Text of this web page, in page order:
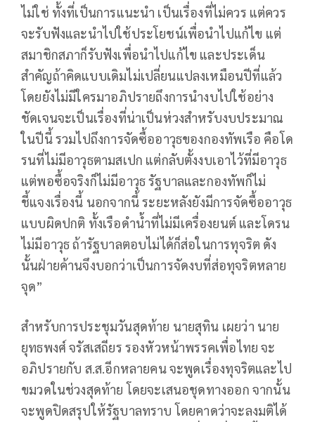
ไม่ใช่ ทั้งที่เป็นการแนะนำ เป็นเรื่องที่ไม่ควร แต่ควร
จะรับฟังและนำไปใช้ประโยชน์เพื่อนำไปแก้ไข แต่
สมาชิกสภาก็รับฟังเพื่อนำไปแก้ไข และประเด็น
สำคัญถ้าคิดแบบเดิมไม่เปลี่ยนแปลงเหมือนปีที่แล้ว
โดยยังไม่มีใครมาอภิปรายถึงการนำงบไปใช้อย่าง
ชัดเจนจะเป็นเรื่องที่น่าเป็นห่วงสำหรับงบประมาณ
ในปีนี้ รวมไปถึงการจัดซื้ออาวุธของกองทัพเรือ คือโด
รนที่ไม่มีอาวุธตามสเปก แต่กลับตั้งงบเอาไว้ที่มีอาวุธ
แต่พอซื้อจริงก็ไม่มีอาวุธ รัฐบาลและกองทัพก็ไม่
ชี้แจงเรื่องนี้ นอกจากนี้ ระยะหลังยังมีการจัดซื้ออาวุธ
แบบผิดปกติ ทั้งเรือดำน้ำที่ไม่มีเครื่องยนต์ และโดรน
ไม่มีอาวุธ ถ้ารัฐบาลตอบไม่ได้ก็ส่อในการทุจริต ดัง
นั้นฝ่ายค้านจึงบอกว่าเป็นการจัดงบที่ส่อทุจริตหลาย
จุด”
สำหรับการประชุมวันสุดท้าย นายสุทิน เผยว่า นาย
ยุทธพงศ์ จรัสเสถียร รองหัวหน้าพรรคเพื่อไทย จะ
อภิปรายกับ ส.ส.อีกหลายคน จะพูดเรื่องทุจริตและไป
ขมวดในช่วงสุดท้าย โดยจะเสนอชุดทางออก จากนั้น
จะพูดปิดสรุปให้รัฐบาลทราบ โดยคาดว่าจะลงมติได้